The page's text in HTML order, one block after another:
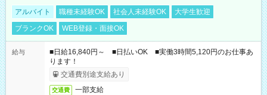
アルバイト 職種未経験OK 社会人未経験OK
大学生歓迎
ブランクOK
WEB登録・面接OK
給与
■日給16,840円～ ■日払いOK ■実働3時間5,120円のお仕事あ
ります！
交通費別途支給あり
交通費 一部支給